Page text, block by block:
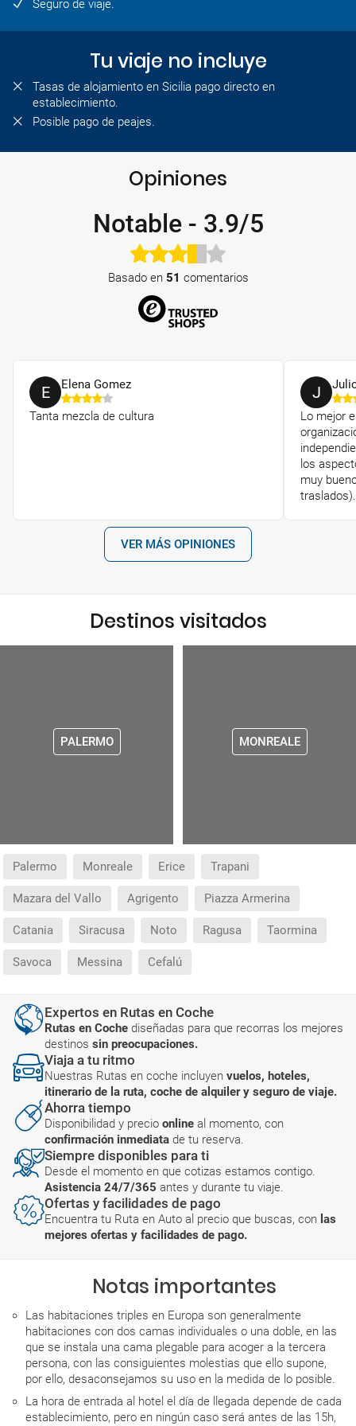
Seguro de viaje.
Tu viaje no incluye
Tasas de alojamiento en Sicilia pago directo en
establecimiento.
Posible pago de peajes.
Opiniones
Notable- 3.9/5
Basado en 51 comentarios
E Elena Gomez
Tanta mezcla de cultura
J
Lo mejor
los
muy
traslados).
VER MÁS OPINIONES
Destinos visitados
PALERMO MONREALE
Palermo Monreale Erice Trapani
Mazara del Vallo Agrigento Piazza Armerina
Catania Siracusa Noto Ragusa Taormina
Savoca Messina Cefalú
Expertos en Rutas en Coche
Rutas en Coche diseñadas para que recorras los mejores
destinos sin preocupaciones.
Viaja a tu ritmo
Nuestras Rutas en coche incluyen vuelos, hoteles,
itinerario de la ruta, coche de alquiler y seguro de viaje.
Ahorra tiempo
Disponibilidad y precio online al momento, con
confirmación inmediata de tu reserva.
Siempre disponibles para ti
Desde el momento en que cotizas estamos contigo.
Asistencia 24/7/365 antes y durante tu viaje.
Ofertas y facilidades de pago
Encuentra tu Ruta en Auto al precio que buscas, con las
mejores ofertas y facilidades de pago.
Notas importantes
Las habitaciones triples en Europa son generalmente
habitaciones con dos camas individuales o una doble, en las
que se instala una cama plegable para acoger a la tercera
persona, con las consiguientes molestias que ello supone,
por ello, desaconsejamos su uso en la medida de lo posible.
La hora de entrada al hotel el día de llegada depende de cada
establecimiento, pero en ningún caso será antes de las 15h,